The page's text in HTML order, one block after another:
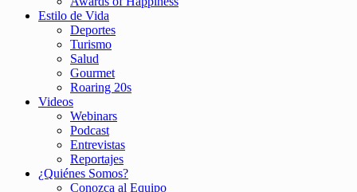
Estilo de Vida
Deportes
Turismo
Salud
Gourmet
Roaring 20s
Videos
Webinars
Podcast
Entrevistas
Reportajes
¿Quiénes Somos?
Conozca al Equipo